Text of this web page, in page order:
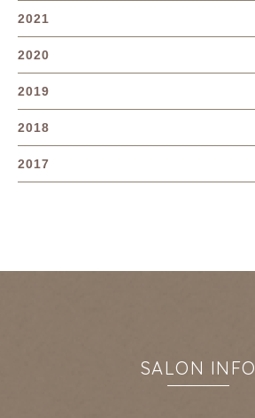
2021
2020
2019
2018
2017
SALON INFO